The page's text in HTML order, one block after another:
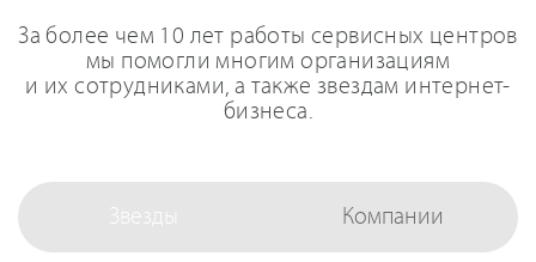
За более чем 10 лет работы сервисных центров
мы помогли многим организациям
и их сотрудниками, а также звездам интернет-
бизнеса.
Звезды Компании